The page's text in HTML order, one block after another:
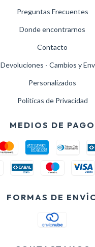
Preguntas Frecuentes
Donde encontrarnos
Contacto
Devoluciones - Cambios y
Personalizados
Políticas de Privacidad
MEDIOS DE PAGO
FORMAS DE